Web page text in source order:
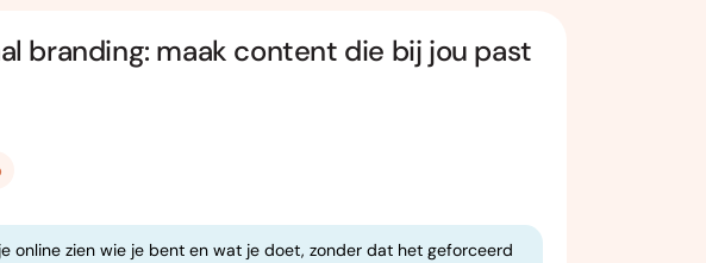
branding: maak content die bij jou past
online zien wie je bent en wat je doet, zonder dat het geforceerd